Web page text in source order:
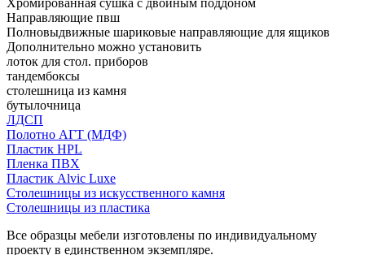
Направляющие пвш
Полновыдвижные шариковые направляющие для ящиков
Дополнительно можно установить
лоток для стол. приборов
тандембоксы
столешница из камня
бутылочница
ЛДСП
Полотно АГТ (МДФ)
Пластик HPL
Пленка ПВХ
Пластик Alvic Luxe
Столешницы из искусственного камня
Столешницы из пластика
Все образцы мебели изготовлены по индивидуальному
проекту в единственном экземпляре.